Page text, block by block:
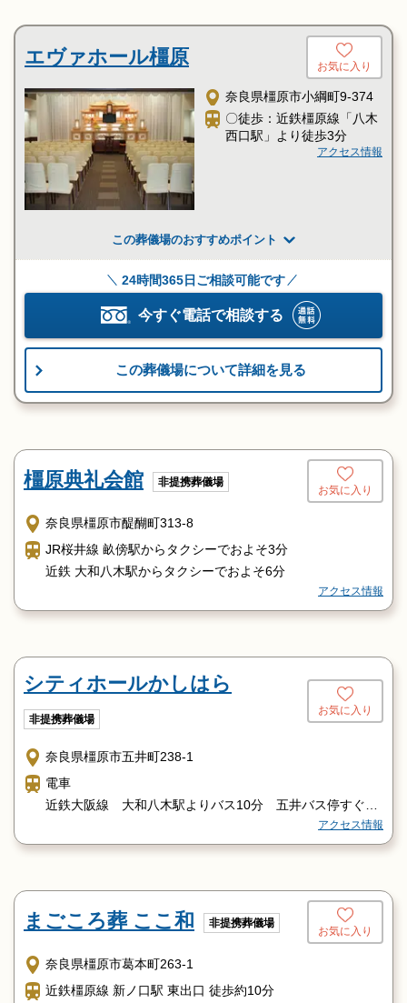
エヴァホール橿原 お気に入り
奈良県橿原市小綱町9-374
〇徒歩：近鉄橿原線「八木
西口駅」より徒歩3分
アクセス情報
この葬儀場のおすすめポイント
24時間365日ご相談可能です
今すぐ電話で相談する
この葬儀場について詳細を見る
橿原典礼会館 非提携葬儀場
お気に入り
奈良県橿原市醍醐町313-8
JR桜井線 畝傍駅からタクシーでおよそ3分
近鉄 大和八木駅からタクシーでおよそ6分
アクセス情報
シティホールかしはら
非提携葬儀場
お気に入り
奈良県橿原市五井町238-1
電車
近鉄大阪線 大和八木駅よりバス10分 五井バス停すぐ
近鉄八木駅より 奈良交通バス 五井バス停すぐ
・近鉄坊城駅より車で約10分
アクセス情報
まごころ葬 ここ和 非提携葬儀場
お気に入り
奈良県橿原市葛本町263-1
近鉄橿原線 新ノ口駅 東出口 徒歩約10分